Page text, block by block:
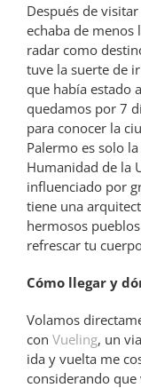
Después de
echaba de menos
radar como
tuve la suerte de
que había estado
quedamos por 7
para conocer la
Palermo es solo
Humanidad de la
influenciado por
tiene una
hermosos
refrescar tu
Cómo llegar y
Volamos
con Vueling, un
ida y vuelta me
considerando que